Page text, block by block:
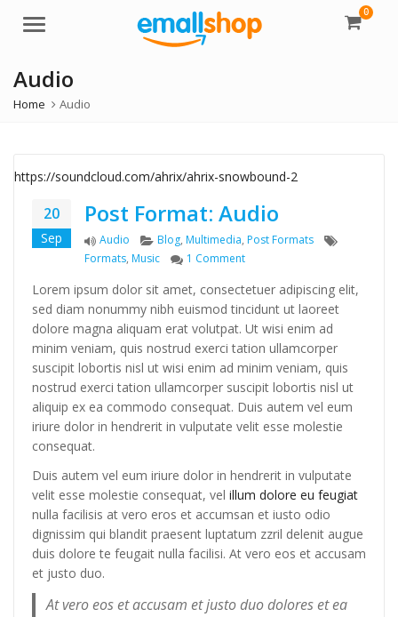
Menu
0
Audio
Home Audio
https://soundcloud.com/ahrix/ahrix-snowbound-2
20
Sep
Post Format: Audio
Format
Audio Categories
Blog, Multimedia, Post Formats
Formats, Music 1 Commenton Post Format: Audio
Lorem ipsum dolor sit amet, consectetuer adipiscing elit,
sed diam nonummy nibh euismod tincidunt ut laoreet
dolore magna aliquam erat volutpat. Ut wisi enim ad
minim veniam, quis nostrud exerci tation ullamcorper
suscipit lobortis nisl ut wisi enim ad minim veniam, quis
nostrud exerci tation ullamcorper suscipit lobortis nisl ut
aliquip ex ea commodo consequat. Duis autem vel eum
iriure dolor in hendrerit in vulputate velit esse molestie
consequat.
Duis autem vel eum iriure dolor in hendrerit in vulputate
velit esse molestie consequat, vel illum dolore eu feugiat
nulla facilisis at vero eros et accumsan et iusto odio
dignissim qui blandit praesent luptatum zzril delenit augue
duis dolore te feugait nulla facilisi. At vero eos et accusam
et justo duo.
At vero eos et accusam et justo duo dolores et ea